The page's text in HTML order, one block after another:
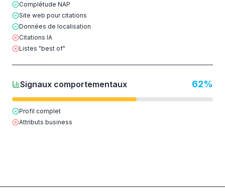
Complétude NAP
Site web pour citations
Données de localisation
Citations IA
Listes "best of"
Signaux comportementaux 62%
Profil complet
Attributs business